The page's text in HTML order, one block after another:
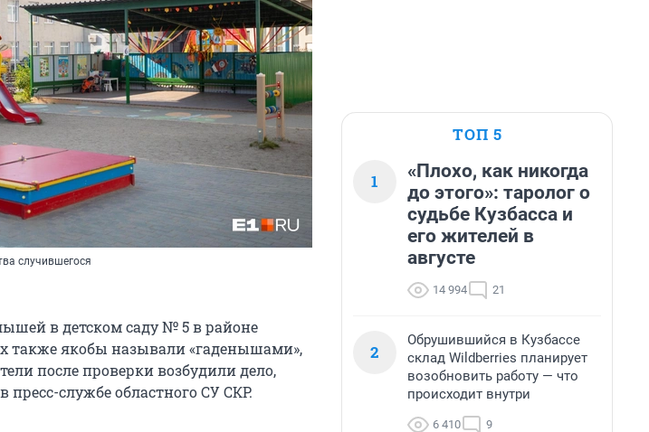
случившегося
в детском саду № 5 в районе
также якобы называли «гаденышами»,
после проверки возбудили дело,
пресс-службе областного СУ СКР.
ТОП 5
1
«Плохо, как никогда
до этого»: таролог о
судьбе Кузбасса и
его жителей в
августе
14 994 21
2
Обрушившийся в Кузбассе
склад Wildberries планирует
возобновить работу — что
происходит внутри
6 410 9